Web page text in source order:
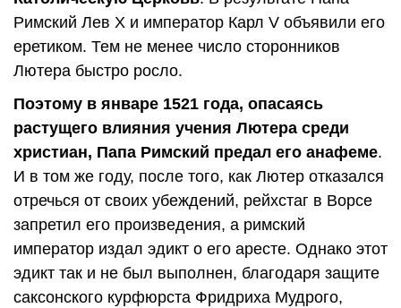
Римский Лев X и император Карл V объявили его
еретиком. Тем не менее число сторонников
Лютера быстро росло.
Поэтому в январе 1521 года, опасаясь
растущего влияния учения Лютера среди
христиан, Папа Римский предал его анафеме.
И в том же году, после того, как Лютер отказался
отречься от своих убеждений, рейхстаг в Ворсе
запретил его произведения, а римский
император издал эдикт о его аресте. Однако этот
эдикт так и не был выполнен, благодаря защите
саксонского курфюрста Фридриха Мудрого,